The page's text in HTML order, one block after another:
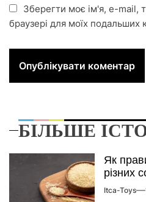
Зберегти моє ім'я, e-mail,
браузері для моїх подальших
БІЛЬШЕ
Як
різних
Itca-Toys